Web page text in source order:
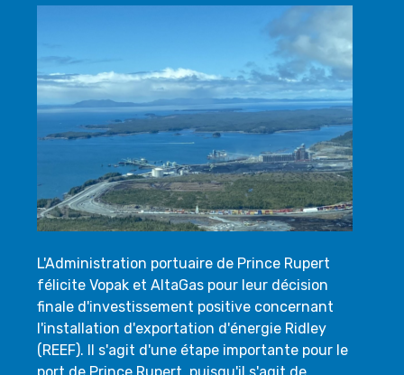
L'Administration portuaire de Prince Rupert
félicite Vopak et AltaGas pour leur décision
finale d'investissement positive concernant
l'installation d'exportation d'énergie Ridley
(REEF). Il s'agit d'une étape importante pour le